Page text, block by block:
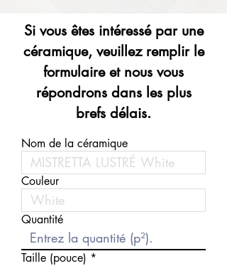
Si vous êtes intéressé par une
céramique, veuillez remplir le
formulaire et nous vous
répondrons dans les plus
brefs délais.
Nom de la céramique
Couleur
Quantité
Taille (pouce)